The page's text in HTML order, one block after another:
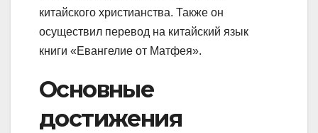
китайского христианства. Также он
осуществил перевод на китайский язык
книги «Евангелие от Матфея».
Основные
достижения